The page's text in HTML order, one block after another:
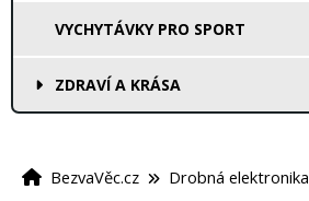
VYCHYTÁVKY PRO SPORT
ZDRAVÍ A KRÁSA
BezvaVěc.cz Drobná elektronika